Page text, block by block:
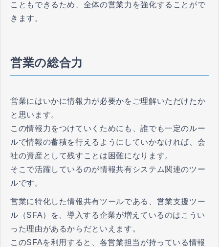
こともできるため、全体の営業力を強化することがで
きます。
営業の総合力
営業にはいかに情報力が必要かをご理解いただけたか
と思います。
この情報力をつけていくためにも、誰でも一定のルー
ルで情報の蓄積を行えるようにしていかなければ、会
社の資産として残すことは困難になります。
そこで活躍しているのが情報共有システム関連のツー
ルです。
営業に特化した情報共有ツールである、営業支援ツー
ル（SFA）を、導入する企業が増えているのはこうい
った理由があるからだといえます。
このSFAを利用すると、各営業担当が持っている情報